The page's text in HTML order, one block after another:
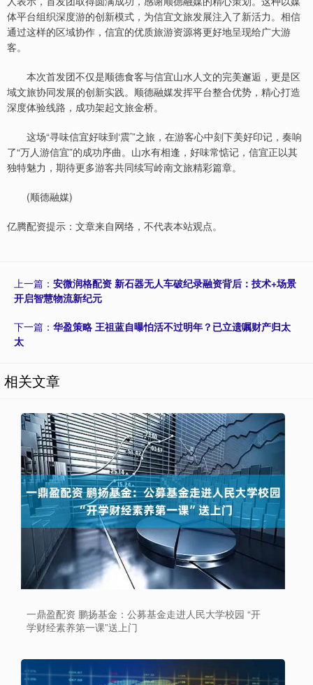
体平台组织深度游的创新模式，为信宜文旅发展注入了新活力。相信
通过这样的区域协作，信宜的优质旅游资源将更好地呈现给广大游
客。
本次首发团不仅是顺德食客与信宜山水人文的完美邂逅，更是区
域文旅协同发展的创新实践。顺德融媒发挥平台整合优势，精心打造
深度体验线路，成功架起文旅金桥。
这场“寻味信宜好味到‘震’”之旅，在游客心中刻下美好印记，奏响
了“万人游信宜”的成功序曲。山水有相逢，好味常惦记，信宜正以其
独特魅力，期待更多游客共同续写岭南文旅精彩篇章。
(顺德融媒)
亿腾配资提示：文章来自网络，不代表本站观点。
上一篇： 安微润格配资 新石器无人车破纪录融资背后：技术+场景
开启智慧物流新纪元
下一篇： 华盈策略 王祖蓝自曝怕活不过明年？已立遗嘱财产归太
太
相关文章
一鼎盈配资 鹏扬基金：公募基金走进人民大学校园 “开
学财经素养第一课”送上门